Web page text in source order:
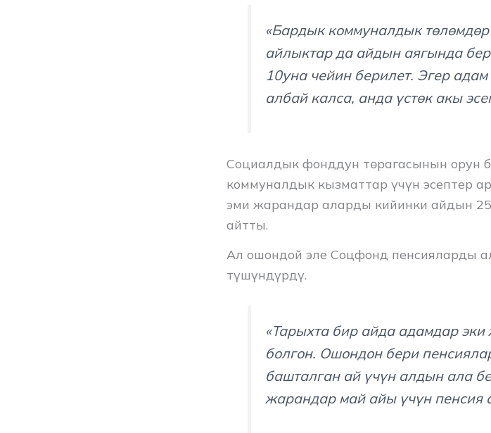
«Бардык коммуналдык
айлыктар да айдын аягында
10уна чейин берилет. Эгер
албай калса, анда үстөк акы
Социалдык фонддун төрагасынын орун
коммуналдык кызматтар үчүн эсептер
эми жарандар аларды кийинки айдын
айтты.
Ал ошондой эле Соцфонд пенсияларды
түшүндүрдү.
«Тарыхта бир айда адамдар
болгон. Ошондон бери
башталган ай үчүн алдын ала
жарандар май айы үчүн пенсия